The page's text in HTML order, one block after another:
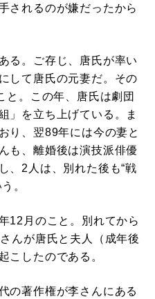
されるのが嫌だったから
る。ご存じ、唐氏が率い
して唐氏の元妻だ。その
と。この年、唐氏は劇団
」を立ち上げている。ま
り、翌89年には今の妻と
も、離婚後は演技派俳優
、2人は、別れた後も“戦
。
12月のこと。別れてから
んが唐氏と夫人（成年後
こしたのである。
の著作権が李さんにある